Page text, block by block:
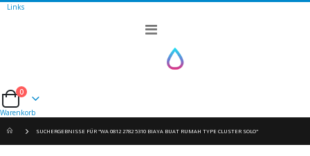
Links
Navigation
Cart
0
Warenkorb
SUCHERGEBNISSE FÜR "WA 0812 2782 5310 BIAYA BUAT RUMAH TYPE CLUSTER SOLO"